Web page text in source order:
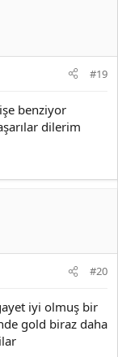
#19
benziyor
dilerim
#20
iyi olmuş bir
gold biraz daha